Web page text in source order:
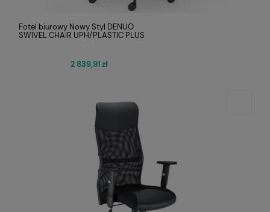
Fotel biurowy Nowy Styl DENUO
SWIVEL CHAIR UPH/PLASTIC PLUS
2 839,91 zł